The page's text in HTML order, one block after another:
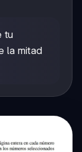
tu
la mitad